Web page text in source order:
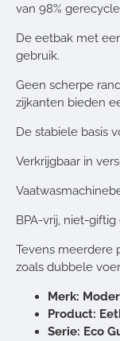
van 98%
De eetbak met
gebruik.
Geen scherpe
zijkanten bieden
De stabiele basis
Verkrijgbaar in
BPA-vrij, niet-
Tevens meerdere
zoals dubbele
Merk:
Product:
Serie: Eco